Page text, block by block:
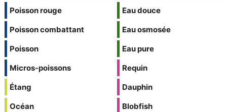
Poisson rouge
Poisson combattant
Poisson
Micros-poissons
Étang
Océan
Eau douce
Eau osmosée
Eau pure
Requin
Dauphin
Blobfish